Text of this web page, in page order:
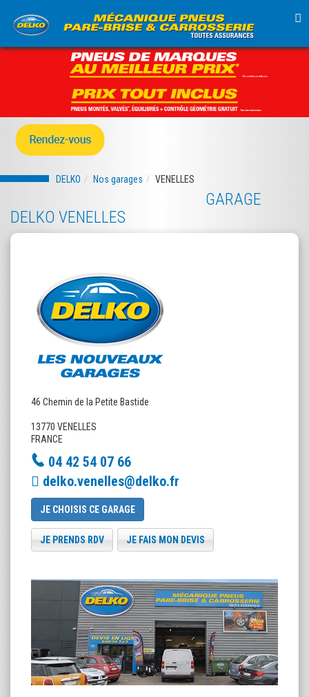
DELKO Nos garages VENELLES
GARAGE
DELKO VENELLES
46 Chemin de la Petite Bastide
13770 VENELLES
FRANCE
04 42 54 07 66
delko.venelles@delko.fr
JE CHOISIS CE GARAGE
JE PRENDS RDV JE FAIS MON DEVIS